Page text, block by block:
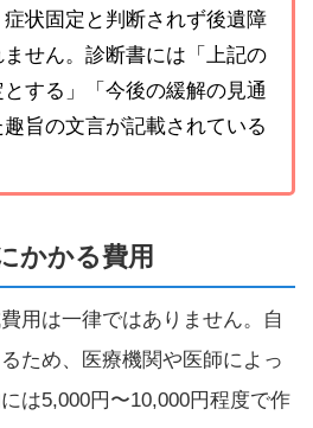
状固定と判断されず後遺障
せん。診断書には「上記の
する」「今後の緩解の見通
旨の文言が記載されている
かかる費用
用は一律ではありません。自
ため、医療機関や医師によっ
は5,000円〜10,000円程度で作